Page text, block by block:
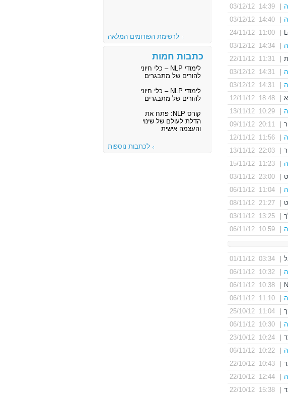
14:39 03/12/12
14:40 03/12/12
11:00 24/11/12
14:34 03/12/12
11:31 22/11/12
14:31 03/12/12
14:31 03/12/12
18:48 12/11/12
10:29 13/11/12
20:11 09/11/12
11:56 12/11/12
22:03 13/11/12
11:23 15/11/12
23:00 03/11/12
11:04 06/11/12
21:27 08/11/12
13:25 03/11/12
10:59 06/11/12
03:34 01/11/12
10:32 06/11/12
10:38 06/11/12
11:10 06/11/12
11:04 25/10/12
10:30 06/11/12
10:24 23/10/12
10:22 06/11/12
10:43 22/10/12
12:44 22/10/12
15:38 22/10/12
לרשימת הפורומים המלאה
כתבות חמות
לימודי NLP – כלי חיוני
להורים של מתבגרים
לימודי NLP – כלי חיוני
להורים של מתבגרים
קורס NLP: פתח את
הדלת לעולם של שינוי
והעצמה אישית
לכתבות נוספות